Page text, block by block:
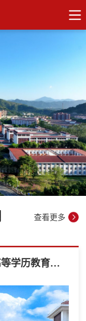
查看更多
广州南方学院2026年成人高等学历教育报考指南发布了